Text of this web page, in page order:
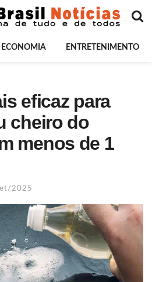
ECONOMIA ENTRETENIMENTO
eficaz para
cheiro do
menos de 1
2025